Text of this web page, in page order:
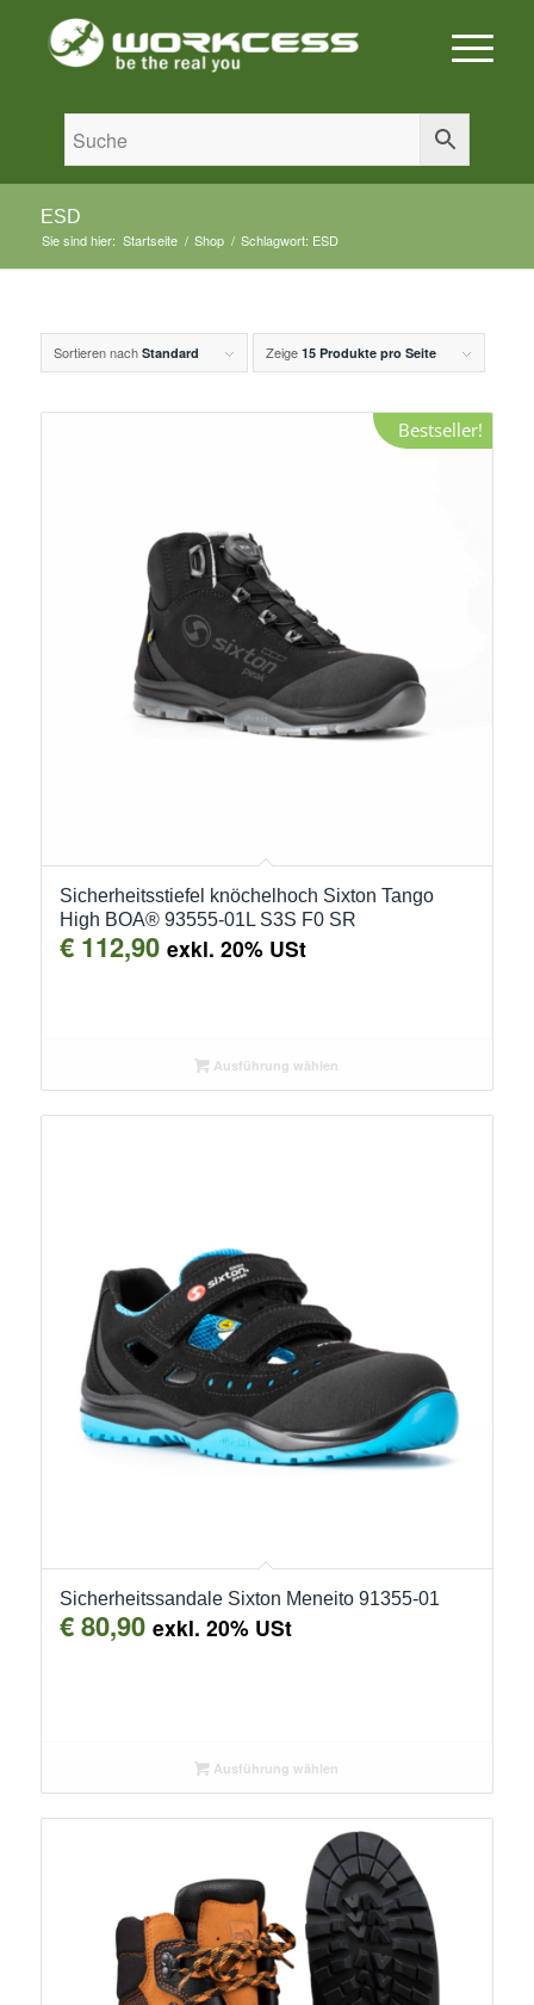
ESD
Sie sind hier: Startseite / Shop / Schlagwort: ESD
Sortieren nach Standard Zeige 15 Produkte pro Seite
Bestseller!
Sicherheitsstiefel knöchelhoch Sixton Tango
High BOA® 93555-01L S3S F0 SR
€112,90 exkl. 20% USt
Ausführung wählen
Sicherheitssandale Sixton Meneito 91355-01
€80,90 exkl. 20% USt
Ausführung wählen